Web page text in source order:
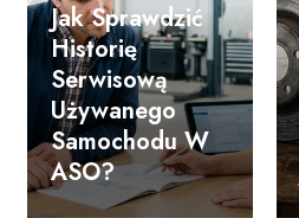
Jak Sprawdzić
Historię
Serwisową
Używanego
Samochodu W
ASO?